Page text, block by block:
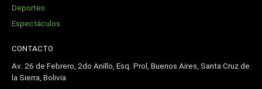
Deportes
Espectáculos
CONTACTO
Av. 26 de Febrero, 2do Anillo, Esq. Prol, Buenos Aires, Santa Cruz de
la Sierra, Bolivia